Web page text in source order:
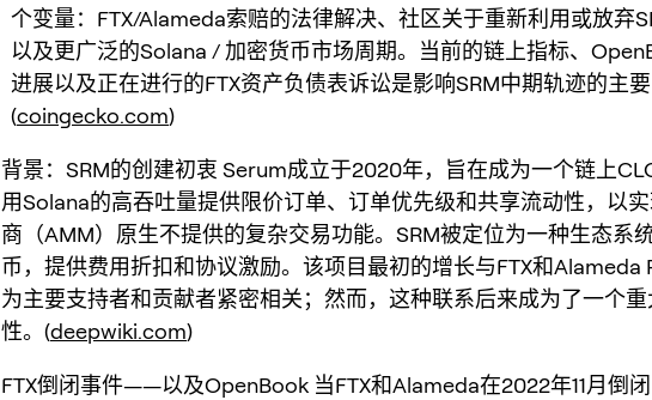
个变量：FTX/Alameda索赔的法律解决、社区关于重新利用或放弃
以及更广泛的Solana / 加密货币市场周期。当前的链上指标、
进展以及正在进行的FTX资产负债表诉讼是影响SRM中期轨迹的主
(coingecko.com)
背景：SRM的创建初衷 Serum成立于2020年，旨在成为一个链上
用Solana的高吞吐量提供限价订单、订单优先级和共享流动性，以
商（AMM）原生不提供的复杂交易功能。SRM被定位为一种生态系
币，提供费用折扣和协议激励。该项目最初的增长与FTX和Alameda
为主要支持者和贡献者紧密相关；然而，这种联系后来成为了一个
性。(deepwiki.com)
FTX倒闭事件——以及OpenBook 当FTX和Alameda在2022年11月倒